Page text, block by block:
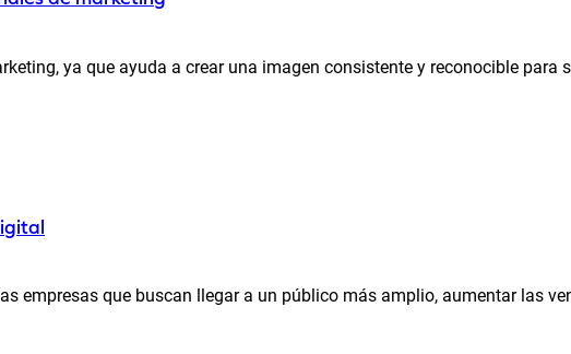
ya que ayuda a crear una imagen consistente y reconocible para
empresas que buscan llegar a un público más amplio, aumentar las